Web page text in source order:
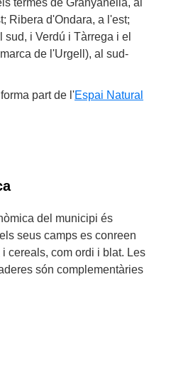
termes de Granyanella, al
Ribera d'Ondara, a l'est;
sud, i Verdú i Tàrrega i el
de l'Urgell), al sud-
part de l'Espai Natural
del municipi és
seus camps es conreen
cereals, com ordi i blat. Les
són complementàries